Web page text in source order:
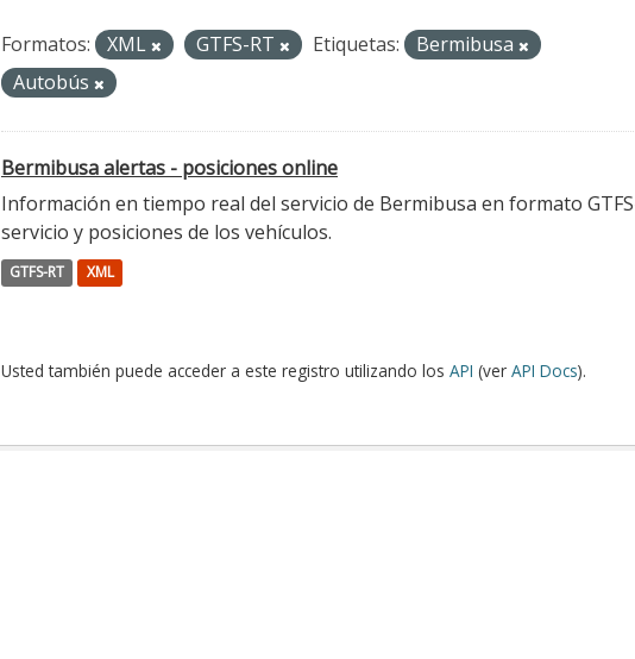
Formatos: XML GTFS-RT Etiquetas:
Bermibusa
Autobús
Bermibusa alertas - posiciones online
Información en tiempo real del servicio de Bermibusa en formato
servicio y posiciones de los vehículos.
GTFS-RT XML
Usted también puede acceder a este registro utilizando los API (ver API Docs).